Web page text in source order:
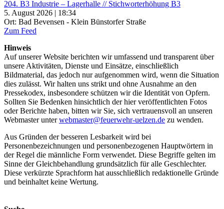
204. B3 Industrie – Lagerhalle // Stichworterhöhung B3
5. August 2026 | 18:34
Ort: Bad Bevensen - Klein Bünstorfer Straße
Zum Feed
Hinweis
Auf unserer Website berichten wir umfassend und transparent über
unsere Aktivitäten, Dienste und Einsätze, einschließlich
Bildmaterial, das jedoch nur aufgenommen wird, wenn die Situation
dies zulässt. Wir halten uns strikt und ohne Ausnahme an den
Pressekodex, insbesondere schützen wir die Identität von Opfern.
Sollten Sie Bedenken hinsichtlich der hier veröffentlichten Fotos
oder Berichte haben, bitten wir Sie, sich vertrauensvoll an unseren
Webmaster unterwebmaster@feuerwehr-uelzen.de zu wenden.
Aus Gründen der besseren Lesbarkeit wird bei
Personenbezeichnungen und personenbezogenen Hauptwörtern in
der Regel die männliche Form verwendet. Diese Begriffe gelten im
Sinne der Gleichbehandlung grundsätzlich für alle Geschlechter.
Diese verkürzte Sprachform hat ausschließlich redaktionelle Gründe
und beinhaltet keine Wertung.